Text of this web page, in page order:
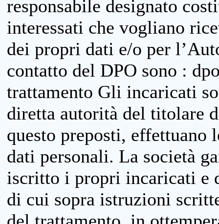
responsabile designato
interessati che vogliano
dei propri dati e/o per
contatto del DPO sono :
trattamento Gli incaricati
diretta autorità del titolare
questo preposti, effettuano
dati personali. La società
iscritto i propri incaricati e
di cui sopra istruzioni